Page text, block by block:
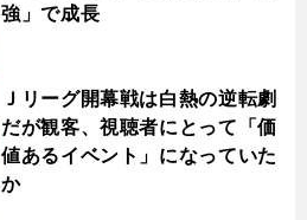
強」で成長
Ｊリーグ開幕戦は白熱の逆転劇
だが観客、視聴者にとって「価
値あるイベント」になっていた
か